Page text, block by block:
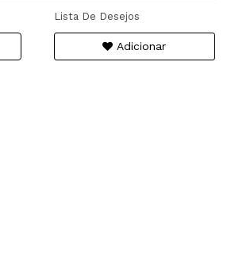
Lista De Desejos
Adicionar